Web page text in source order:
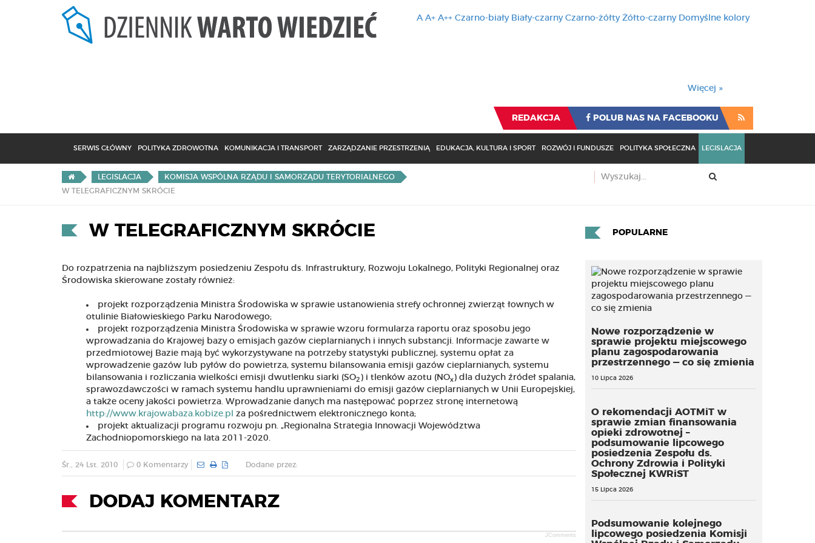
A A+ A++ Czarno-biały Biały-czarny Czarno-żółty Żółto-czarny Domyślne kolory
Więcej »
REDAKCJA POLUB NAS NA FACEBOOKU
SERWIS GŁÓWNY POLITYKA ZDROWOTNA KOMUNIKACJA I TRANSPORT ZARZĄDZANIE PRZESTRZENIĄ EDUKACJA, KULTURA I SPORT ROZWÓJ I FUNDUSZE POLITYKA SPOŁECZNA LEGISLACJA
LEGISLACJA
KOMISJA WSPÓLNA RZĄDU I SAMORZĄDU TERYTORIALNEGO
W TELEGRAFICZNYM SKRÓCIE
W TELEGRAFICZNYM SKRÓCIE
Do rozpatrzenia na najbliższym posiedzeniu Zespołu ds. Infrastruktury, Rozwoju Lokalnego, Polityki Regionalnej oraz
Środowiska skierowane zostały również:
projekt rozporządzenia Ministra Środowiska w sprawie ustanowienia strefy ochronnej zwierząt łownych w
otulinie Białowieskiego Parku Narodowego;
projekt rozporządzenia Ministra Środowiska w sprawie wzoru formularza raportu oraz sposobu jego
wprowadzania do Krajowej bazy o emisjach gazów cieplarnianych i innych substancji. Informacje zawarte w
przedmiotowej Bazie mają być wykorzystywane na potrzeby statystyki publicznej, systemu opłat za
wprowadzenie gazów lub pyłów do powietrza, systemu bilansowania emisji gazów cieplarnianych, systemu
bilansowania i rozliczania wielkości emisji dwutlenku siarki (SO2 ) i tlenków azotu (NOx ) dla dużych źródeł spalania,
sprawozdawczości w ramach systemu handlu uprawnieniami do emisji gazów cieplarnianych w Unii Europejskiej,
a także oceny jakości powietrza. Wprowadzanie danych ma następować poprzez stronę internetową
http://www.krajowabaza.kobize.pl
za pośrednictwem elektronicznego konta;
projekt aktualizacji programu rozwoju pn. „Regionalna Strategia Innowacji Województwa
Zachodniopomorskiego na lata 2011-2020.
Śr., 24 Lst. 2010 0 Komentarzy Dodane przez:
DODAJ KOMENTARZ
JComments
POPULARNE
Nowe rozporządzenie w
sprawie projektu miejscowego
planu zagospodarowania
przestrzennego — co się zmienia
10 Lipca 2026
O rekomendacji AOTMiT w
sprawie zmian finansowania
opieki zdrowotnej –
podsumowanie lipcowego
posiedzenia Zespołu ds.
Ochrony Zdrowia i Polityki
Społecznej KWRiST
15 Lipca 2026
Podsumowanie kolejnego
lipcowego posiedzenia Komisji